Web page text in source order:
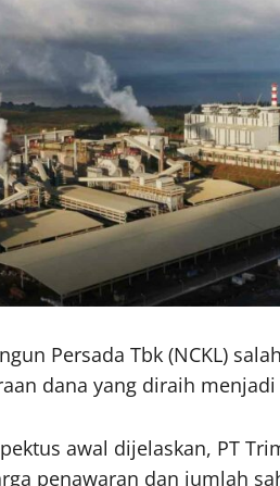
Persada Tbk (NCKL)
dana yang diraih
awal dijelaskan, PT
penawaran dan jumlah